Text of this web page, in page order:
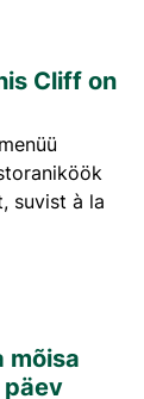
Cliff on
suvist à la
mõisa